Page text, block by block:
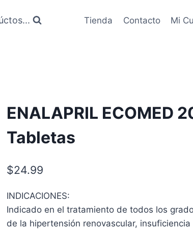
Tienda Contacto Mi
ENALAPRIL ECOMED
Tabletas
$24.99
INDICACIONES:
Indicado en el tratamiento de todos los
de la hipertensión renovascular,